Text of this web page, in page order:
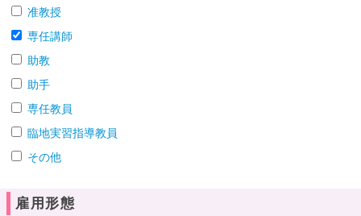
准教授
専任講師
助教
助手
専任教員
臨地実習指導教員
その他
雇用形態